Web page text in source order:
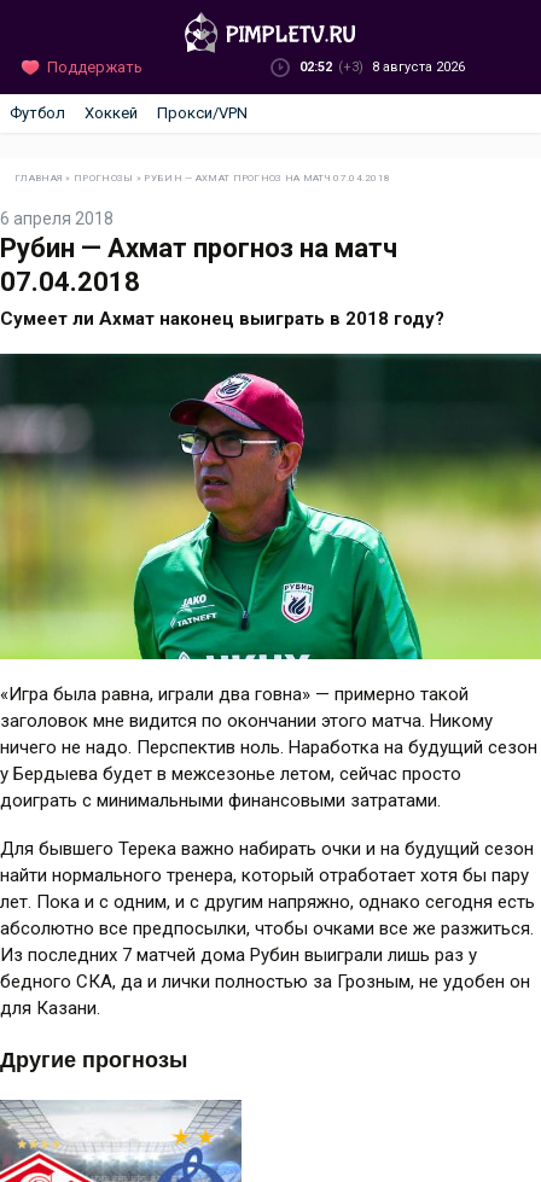
Поддержать 02:52 (+3) 8 августа 2026
Футбол Хоккей Прокси/VPN
ГЛАВНАЯ » ПРОГНОЗЫ » РУБИН — АХМАТ ПРОГНОЗ НА МАТЧ 07.04.2018
6 апреля 2018
Рубин — Ахмат прогноз на матч
07.04.2018
Сумеет ли Ахмат наконец выиграть в 2018 году?
«Игра была равна, играли два говна» — примерно такой
заголовок мне видится по окончании этого матча. Никому
ничего не надо. Перспектив ноль. Наработка на будущий сезон
у Бердыева будет в межсезонье летом, сейчас просто
доиграть с минимальными финансовыми затратами.
Для бывшего Терека важно набирать очки и на будущий сезон
найти нормального тренера, который отработает хотя бы пару
лет. Пока и с одним, и с другим напряжно, однако сегодня есть
абсолютно все предпосылки, чтобы очками все же разжиться.
Из последних 7 матчей дома Рубин выиграли лишь раз у
бедного СКА, да и лички полностью за Грозным, не удобен он
для Казани.
Другие прогнозы